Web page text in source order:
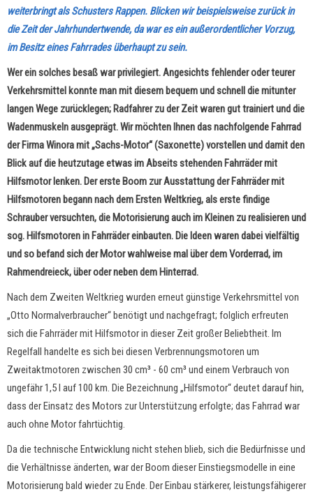
weiterbringt als Schusters Rappen. Blicken wir beispielsweise zurück in
die Zeit der Jahrhundertwende, da war es ein außerordentlicher Vorzug,
im Besitz eines Fahrrades überhaupt zu sein.
Wer ein solches besaß war privilegiert. Angesichts fehlender oder teurer
Verkehrsmittel konnte man mit diesem bequem und schnell die mitunter
langen Wege zurücklegen; Radfahrer zu der Zeit waren gut trainiert und die
Wadenmuskeln ausgeprägt. Wir möchten Ihnen das nachfolgende Fahrrad
der Firma Winora mit „Sachs-Motor“ (Saxonette) vorstellen und damit den
Blick auf die heutzutage etwas im Abseits stehenden Fahrräder mit
Hilfsmotor lenken. Der erste Boom zur Ausstattung der Fahrräder mit
Hilfsmotoren begann nach dem Ersten Weltkrieg, als erste findige
Schrauber versuchten, die Motorisierung auch im Kleinen zu realisieren und
sog. Hilfsmotoren in Fahrräder einbauten. Die Ideen waren dabei vielfältig
und so befand sich der Motor wahlweise mal über dem Vorderrad, im
Rahmendreieck, über oder neben dem Hinterrad.
Nach dem Zweiten Weltkrieg wurden erneut günstige Verkehrsmittel von
„Otto Normalverbraucher“ benötigt und nachgefragt; folglich erfreuten
sich die Fahrräder mit Hilfsmotor in dieser Zeit großer Beliebtheit. Im
Regelfall handelte es sich bei diesen Verbrennungsmotoren um
Zweitaktmotoren zwischen 30 cm³ - 60 cm³ und einem Verbrauch von
ungefähr 1,5 l auf 100 km. Die Bezeichnung „Hilfsmotor“ deutet darauf hin,
dass der Einsatz des Motors zur Unterstützung erfolgte; das Fahrrad war
auch ohne Motor fahrtüchtig.
Da die technische Entwicklung nicht stehen blieb, sich die Bedürfnisse und
die Verhältnisse änderten, war der Boom dieser Einstiegsmodelle in eine
Motorisierung bald wieder zu Ende. Der Einbau stärkerer, leistungsfähigerer